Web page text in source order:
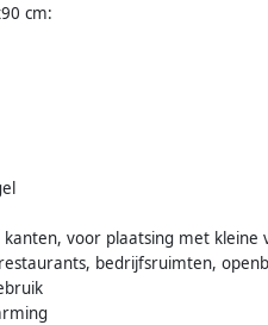
cm:
voor plaatsing met kleine
bedrijfsruimten,